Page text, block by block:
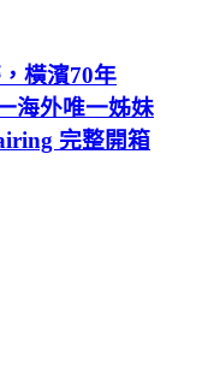
橫濱70年
海外唯一姊妹
完整開箱